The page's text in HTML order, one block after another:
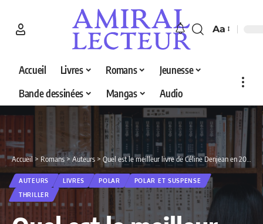
Aa
Accueil Livres Romans
Jeunesse
Bande dessinées
Mangas Audio
Accueil > Romans> Auteurs> Quel est le meilleur livre de Céline Denjean en 2026 ? Découvrez nos 4 sélections
AUTEURS LIVRES POLAR
POLAR ET SUSPENSE
THRILLER